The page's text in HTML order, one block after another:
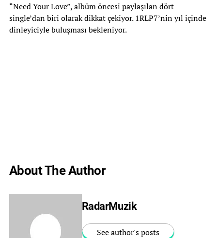
“Need Your Love”, albüm öncesi paylaşılan dört
single’dan biri olarak dikkat çekiyor. 1RLP7’nin yıl içinde
dinleyiciyle buluşması bekleniyor.
About The Author
RadarMuzik
See author's posts